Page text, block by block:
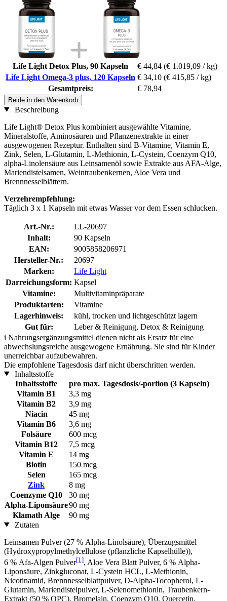
Life Light Detox Plus, 90 Kapseln € 44,84 (€ 1.019,09 / kg)
Life Light Omega-3 plus, 120 Kapseln € 34,10 (€ 415,85 / kg)
Gesamtpreis:
€ 78,94
Beide in den Warenkorb
Beschreibung
Life Light® Detox Plus kombiniert ausgewählte Vitamine,
Mineralstoffe, Aminosäuren und Pflanzenextrakte in einer
ausgewogenen Rezeptur. Enthalten sind B-Vitamine, Vitamin E,
Zink, Selen, L-Glutamin, L-Methionin, L-Cystein, Coenzym Q10,
alpha-Linolensäure aus Leinsamenöl sowie Extrakte aus AFA-Alge,
Mariendistelsamen, Weintraubenkernen, Aloe Vera und
Brennnesselblättern.
Verzehrempfehlung:
Täglich 3 x 1 Kapseln mit etwas Wasser vor dem Essen schlucken.
Art.-Nr.:
LL-20697
Inhalt:
90 Kapseln
EAN:
9005858206971
Hersteller-Nr.:
20697
Marken:
Life Light
Darreichungsform: Kapsel
Vitamine:
Multivitaminpräparate
Produktarten:
Vitamine
Lagerhinweis:
kühl, trocken und lichtgeschützt lagern
Gut für:
Leber & Reinigung, Detox & Reinigung
i Nahrungsergänzungsmittel dienen nicht als Ersatz für eine
abwechslungsreiche ausgewogene Ernährung. Sie sind für Kinder
unerreichbar aufzubewahren.
Die empfohlene Tagesdosis darf nicht überschritten werden.
Inhaltsstoffe
Inhaltsstoffe
pro max. Tagesdosis/-portion (3 Kapseln)
Vitamin B1
3,3 mg
Vitamin B2
3,9 mg
Niacin
45 mg
Vitamin B6
3,6 mg
Folsäure
600 mcg
Vitamin B12
7,5 mcg
Vitamin E
14 mg
Biotin
150 mcg
Selen
165 mcg
Zink
8 mg
Coenzyme Q10
30 mg
Alpha-Lipon­säure90 mg
Klamath Alge
90 mg
Zutaten
Leinsamen Pulver (27 % Alpha-Linolsäure), Überzugsmittel
(Hydroxypropylmethylcellulose (pflanzliche Kapselhülle)),
6 % Afa-Algen Pulver[1], Aloe Vera Blatt Pulver, 6 % Alpha-
Liponsäure, Zinkgluconat, L-Cystein HCL, L-Methionin,
Nicotinamid, Brennnesselblattpulver, D-Alpha-Tocopherol, L-
Glutamin, Mariendistelpulver, L-Selenomethionin, Traubenkern-
Extrakt (50 % OPC), Bromelain, Coenzym Q10, Quercetin,